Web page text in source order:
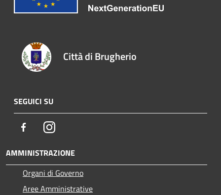
Città di Brugherio
SEGUICI SU
FacebookInstagram
AMMINISTRAZIONE
Organi di Governo
Aree Amministrative